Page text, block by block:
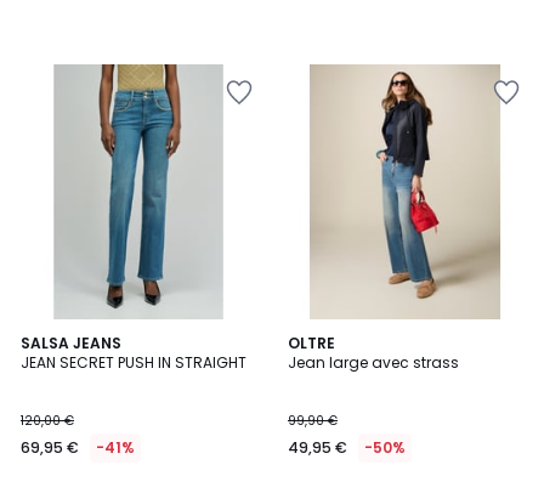
SALSA JEANS
JEAN SECRET PUSH IN STRAIGHT
120,00 €
69,95 € -41%
OLTRE
Jean large avec strass
99,90 €
49,95 € -50%